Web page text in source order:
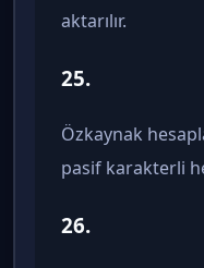
aktarılır.
25.
Özkaynak
pasif karakterli
26.